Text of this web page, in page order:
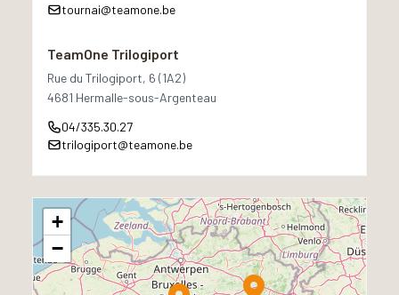
tournai@teamone.be
TeamOne Trilogiport
Rue du Trilogiport, 6 (1A2)
4681 Hermalle-sous-Argenteau
04/335.30.27
trilogiport@teamone.be
+
−